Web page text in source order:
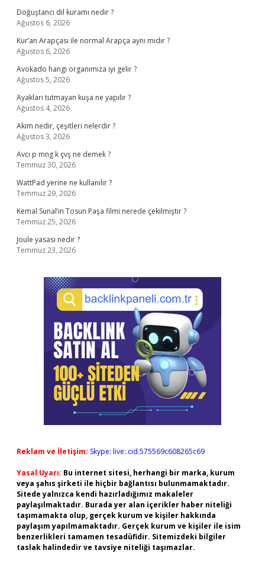
Doğuştancı dil kuramı nedir ?
Ağustos 6, 2026
Kur’an Arapçası ile normal Arapça aynı mıdır ?
Ağustos 6, 2026
Avokado hangi organımıza iyi gelir ?
Ağustos 5, 2026
Ayakları tutmayan kuşa ne yapılır ?
Ağustos 4, 2026
Akım nedir, çeşitleri nelerdir ?
Ağustos 3, 2026
Avcı p mng k çvş ne demek ?
Temmuz 30, 2026
WattPad yerine ne kullanılır ?
Temmuz 29, 2026
Kemal Sunal’ın Tosun Paşa filmi nerede çekilmiştir ?
Temmuz 25, 2026
Joule yasası nedir ?
Temmuz 23, 2026
Reklam ve İletişim: Skype: live:.cid.575569c608265c69
Yasal Uyarı: Bu internet sitesi, herhangi bir marka, kurum
veya şahıs şirketi ile hiçbir bağlantısı bulunmamaktadır.
Sitede yalnızca kendi hazırladığımız makaleler
paylaşılmaktadır. Burada yer alan içerikler haber niteliği
taşımamakta olup, gerçek kurum ve kişiler hakkında
paylaşım yapılmamaktadır. Gerçek kurum ve kişiler ile isim
benzerlikleri tamamen tesadüfidir. Sitemizdeki bilgiler
taslak halindedir ve tavsiye niteliği taşımazlar.